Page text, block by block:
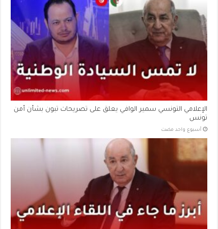
الإعلامي التونسي سمير الوافي يعلق على تصريحات تبون بشأن أمن
تونس
‏أسبوع واحد مضت